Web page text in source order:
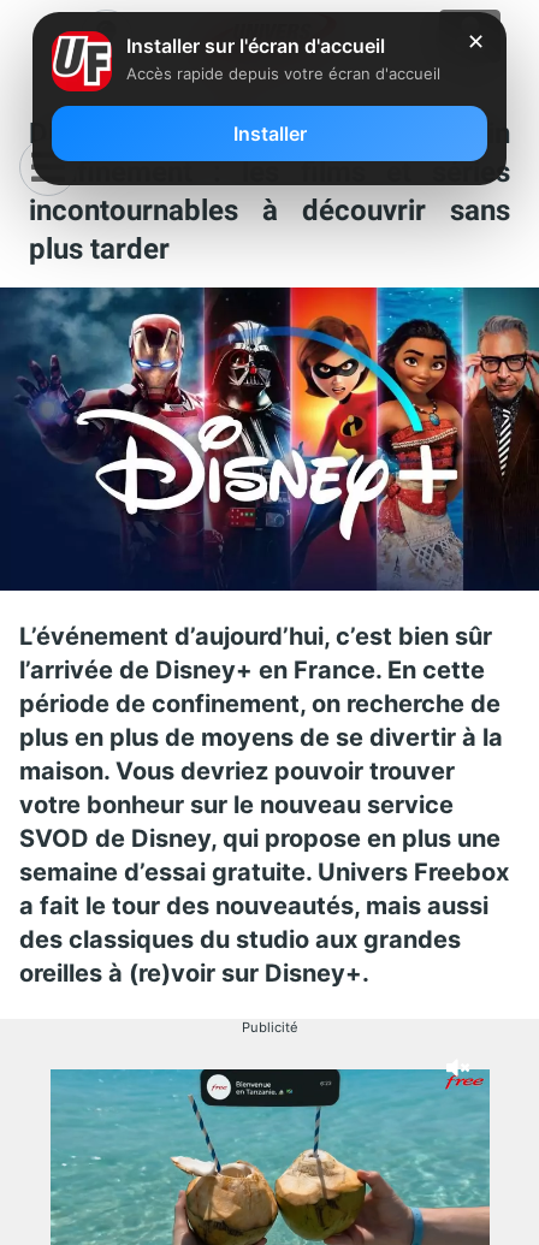
Disney+ débarque en plein
confinement : les films et séries
incontournables à découvrir sans
plus tarder
L’événement d’aujourd’hui, c’est bien sûr
l’arrivée de Disney+ en France. En cette
période de confinement, on recherche de
plus en plus de moyens de se divertir à la
maison. Vous devriez pouvoir trouver
votre bonheur sur le nouveau service
SVOD de Disney, qui propose en plus une
semaine d’essai gratuite. Univers Freebox
a fait le tour des nouveautés, mais aussi
des classiques du studio aux grandes
oreilles à (re)voir sur Disney+.
Publicité
✕
Installer sur l'écran d'accueil
Accès rapide depuis votre écran d'accueil
Installer